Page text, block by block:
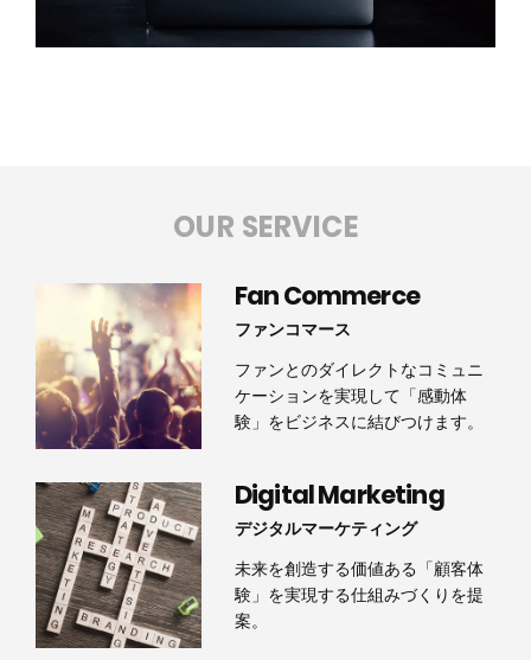
OUR SERVICE
Fan Commerce
ファンコマース
ファンとのダイレクトなコミュニ
ケーションを実現して「感動体
験」をビジネスに結びつけます。
Digital Marketing
デジタルマーケティング
未来を創造する価値ある「顧客体
験」を実現する仕組みづくりを提
案。